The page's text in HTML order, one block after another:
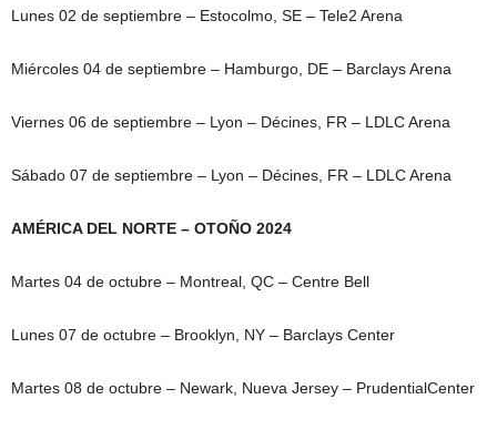
Lunes 02 de septiembre – Estocolmo, SE – Tele2 Arena
Miércoles 04 de septiembre – Hamburgo, DE – Barclays Arena
Viernes 06 de septiembre – Lyon – Décines, FR – LDLC Arena
Sábado 07 de septiembre – Lyon – Décines, FR – LDLC Arena
AMÉRICA DEL NORTE – OTOÑO 2024
Martes 04 de octubre – Montreal, QC – Centre Bell
Lunes 07 de octubre – Brooklyn, NY – Barclays Center
Martes 08 de octubre – Newark, Nueva Jersey – PrudentialCenter